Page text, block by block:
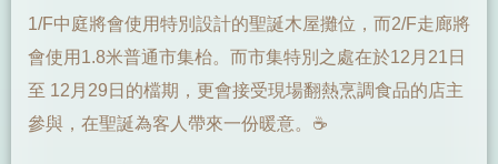
1/F中庭將會使用特別設計的聖誕木屋攤位，而2/F走廊將
會使用1.8米普通市集枱。而市集特別之處在於12月21日
至 12月29日的檔期，更會接受現場翻熱烹調食品的店主
參與，在聖誕為客人帶來一份暖意。☕